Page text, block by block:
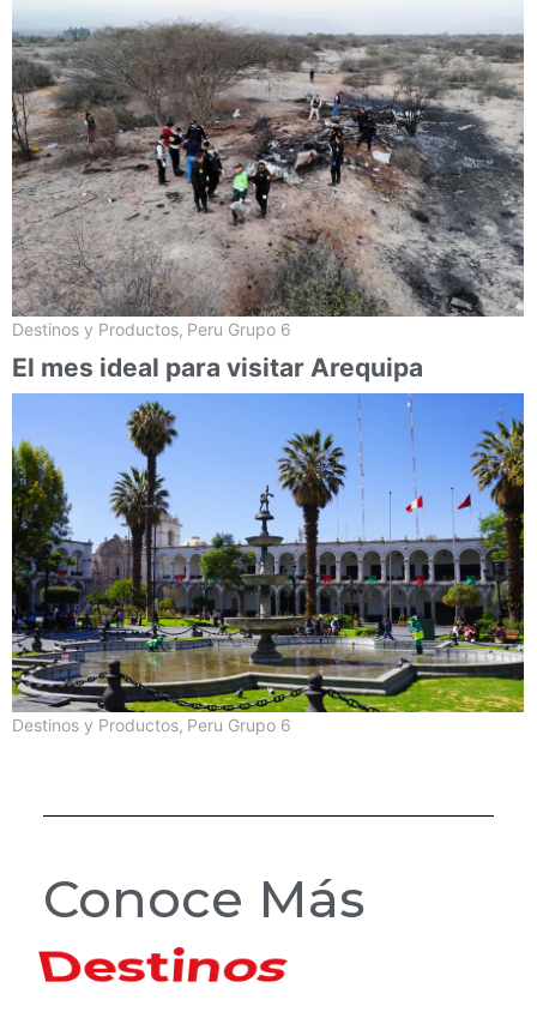
Destinos y Productos, Peru Grupo 6
El mes ideal para visitar Arequipa
Destinos y Productos, Peru Grupo 6
Conoce Más
Hoteles